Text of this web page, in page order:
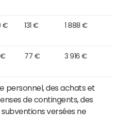
€ 131 € 1 888 €
€ 77 € 3 916 €
personnel, des achats et
de contingents, des
versées ne